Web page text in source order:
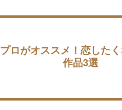
プロがオススメ！恋した
作品3選